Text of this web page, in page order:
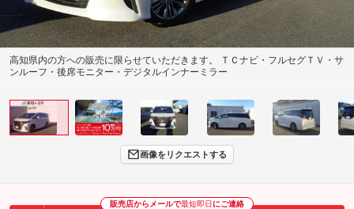
高知県内の方への販売に限らせていただきます。 ＴＣナビ・フルセグＴＶ・サ
ンルーフ・後席モニター・デジタルインナーミラー
画像をリクエストする
販売店からメールで最短即日 にご連絡